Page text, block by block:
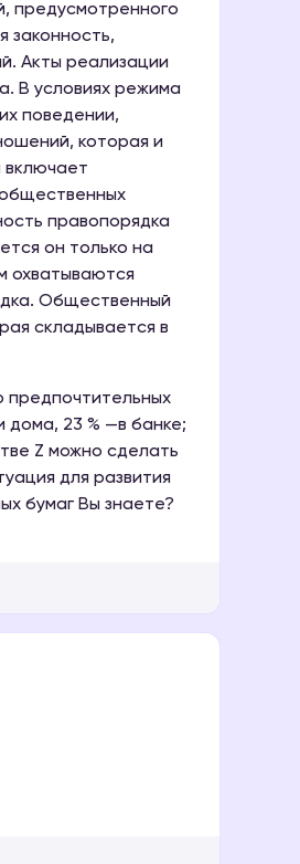
предусмотренного
законность,
Акты реализации
В условиях режима
поведении,
которая и
включает
правопорядка
он только на
охватываются
Общественный
складывается в
предпочтительных
дома, 23 % —в банке;
Z можно сделать
для развития
бумаг Вы знаете?